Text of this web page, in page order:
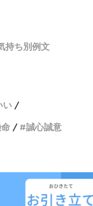
持ち別例文
い
誠心誠意